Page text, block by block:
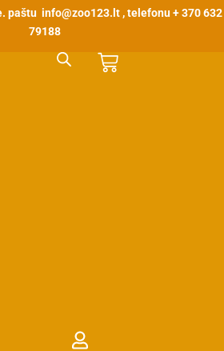
paštu info@zoo123.lt , telefonu + 370 632
79188
Cart